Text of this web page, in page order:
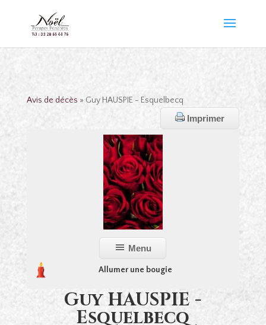
Avis de décès » Guy HAUSPIE - Esquelbecq
Imprimer
Menu
Allumer une bougie
Guy HAUSPIE -
Esquelbecq